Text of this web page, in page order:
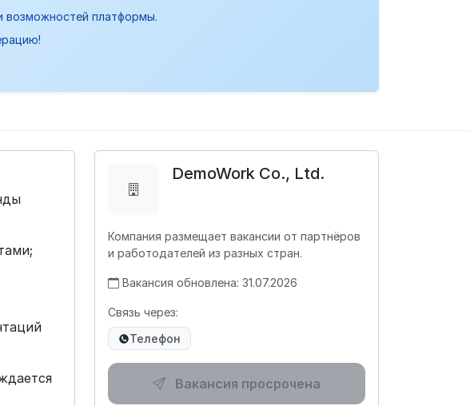
возможностей платформы.
DemoWork Co., Ltd.
Компания размещает вакансии от партнёров
и работодателей из разных стран.
Вакансия обновлена: 31.07.2026
Связь через:
Телефон
Вакансия просрочена